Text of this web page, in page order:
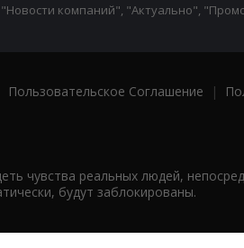
компаний", "Актуально",
Пользовательское Соглашение |
чувства реальных людей,
будут заблокированы.